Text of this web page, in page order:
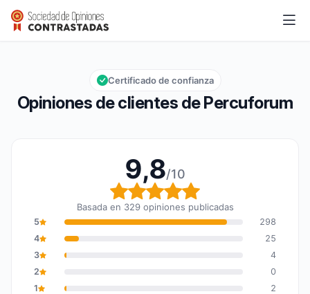
Percuforum
Calificación global: 9,8 de 10
9,8/10
Opiniones de clientes de Percuforum
Certificado de confianza
9,8/10
Calificación global: 9,8
Basada en 329 opiniones publicadas
5
298
4
25
3
4
2
0
1
2